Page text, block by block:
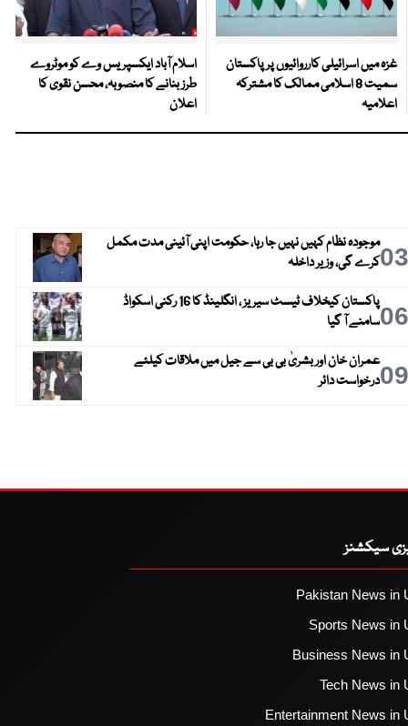
غزہ میں اسرائیلی کارروائیوں پر پاکستان
سمیت 8 اسلامی ممالک کا مشترکہ
اعلامیہ
اسلام آباد ایکسپریس وے کو موٹروے
طرز بنانے کا منصوبہ، محسن نقوی کا
اعلان
03موجودہ نظام کہیں نہیں جا رہا، حکومت اپنی آئینی مدت مکمل
کرے گی، وزیر داخلہ
06
پاکستان کیخلاف ٹیسٹ سیریز ، انگلینڈ کا 16 رکنی اسکواڈ
سامنے آ گیا
09عمران خان اور بشریٰ بی بی سے جیل میں ملاقات کیلئے
درخواست دائر
سیکشنز
Pakistan News in
Sports News in
Business News in
Tech News in
Entertainment News in